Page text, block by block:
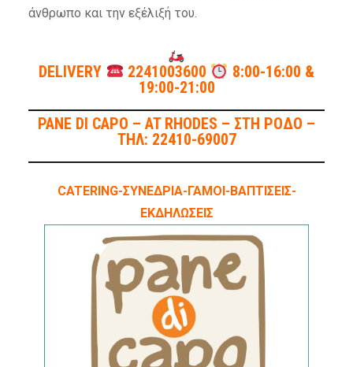
άνθρωπο και την εξέλιξή του.
DELIVERY 2241003600
8:00-16:00 &
19:00-21:00
PANE DI CAPO – AT RHODES – ΣΤΗ ΡΟΔΟ –
ΤΗΛ: 22410-69007
CATERING-ΣΥΝΕΔΡΙΑ-ΓΑΜΟΙ-ΒΑΠΤΙΣΕΙΣ-
ΕΚΔΗΛΩΣΕΙΣ